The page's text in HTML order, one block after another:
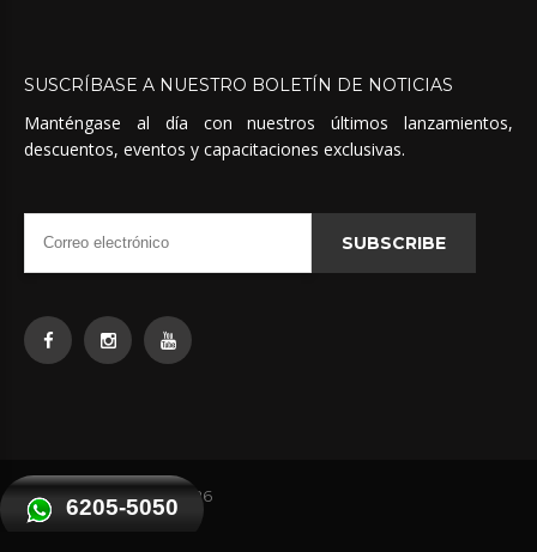
6205-5050
SUSCRÍBASE A NUESTRO BOLETÍN DE NOTICIAS
Manténgase al día con nuestros últimos lanzamientos,
descuentos, eventos y capacitaciones exclusivas.
SUBSCRIBE
Quimicas Unidas © 2026